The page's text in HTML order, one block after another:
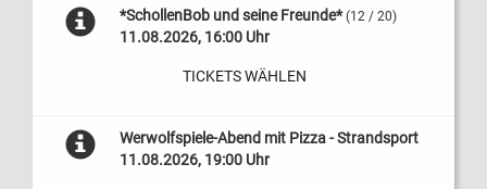
*SchollenBob und seine Freunde* (12 / 20)
11.08.2026, 16:00 Uhr
TICKETS WÄHLEN
Werwolfspiele-Abend mit Pizza - Strandsport
11.08.2026, 19:00 Uhr